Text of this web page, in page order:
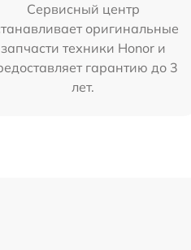
Сервисный центр
оригинальные
запчасти техники Honor и
гарантию до 3
лет.